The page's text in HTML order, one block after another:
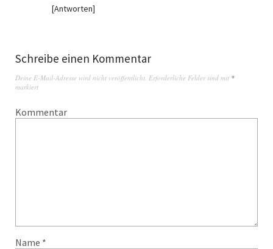
Antworten
Schreibe einen Kommentar
Deine E-Mail-Adresse wird nicht veröffentlicht. Erforderliche Felder sind mit *
markiert
Kommentar
Name *